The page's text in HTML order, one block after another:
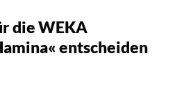
die WEKA
entscheiden